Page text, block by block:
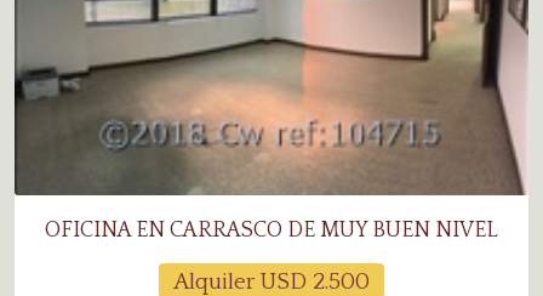
OFICINA EN CARRASCO DE MUY BUEN NIVEL
Alquiler USD 2.500